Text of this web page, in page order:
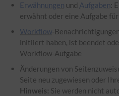
Erwähnungen und Aufgaben:
erwähnt oder eine Aufgabe
Workflow-
initiiert haben, ist beendet
Workflow-Aufgabe
Änderungen von
Seite neu zugewiesen oder
Hinweis: Sie werden nicht